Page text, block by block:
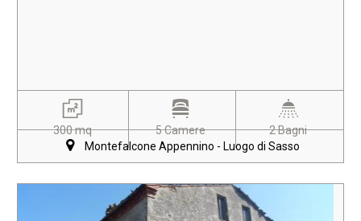
300 mq 5 Camere
2 Bagni
Montefalcone Appennino - Luogo di Sasso